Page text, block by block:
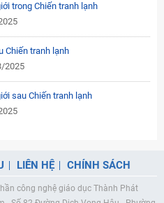
trong Chiến tranh lạnh
Chiến tranh lạnh
2025
sau Chiến tranh lạnh
LIÊN HỆ CHÍNH SÁCH
công nghệ giáo dục Thành Phát